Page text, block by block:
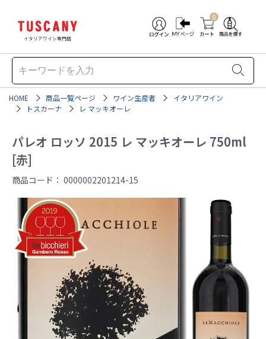
イタリアワイン専門店
0
HOME 商品一覧ページ ワイン生産者
イタリアワイン
トスカーナ
レ マッキオーレ
パレオ ロッソ 2015 レ マッキオーレ 750ml
[赤]
商品コード： 0000002201214-15